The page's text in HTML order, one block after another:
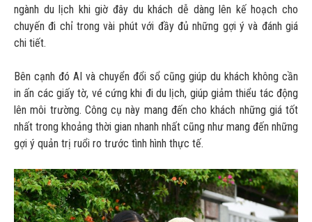
ngành du lịch khi giờ đây du khách dễ dàng lên kế hoạch cho
chuyến đi chỉ trong vài phút với đầy đủ những gợi ý và đánh giá
chi tiết.
Bên cạnh đó AI và chuyển đổi sổ cũng giúp du khách không cần
in ấn các giấy tờ, vé cứng khi đi du lịch, giúp giảm thiểu tác động
lên môi trường. Công cụ này mang đến cho khách những giá tốt
nhất trong khoảng thời gian nhanh nhất cũng như mang đến những
gợi ý quản trị ruổi ro trước tình hình thực tế.